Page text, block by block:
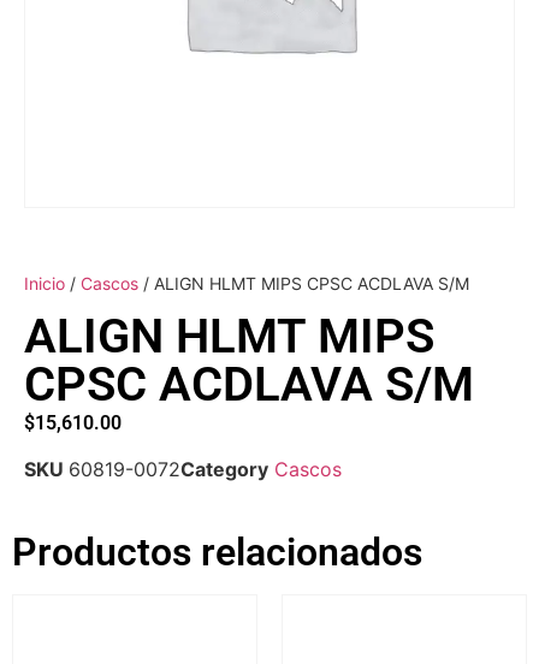
Inicio / Cascos / ALIGN HLMT MIPS CPSC ACDLAVA S/M
ALIGN HLMT MIPS
CPSC ACDLAVA S/M
$15,610.00
SKU 60819-0072Category Cascos
Productos relacionados